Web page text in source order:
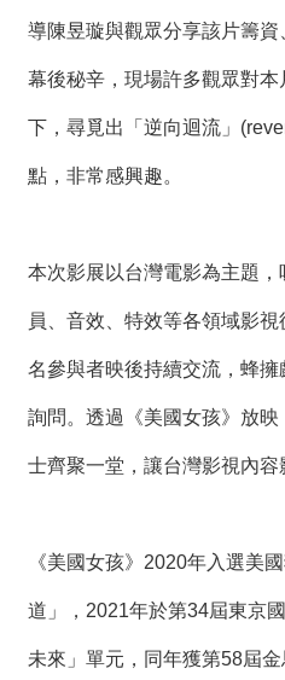
g
h
導陳昱璇與觀眾分享該片籌
幕後秘辛，現場許多觀眾對
下，尋覓出「逆向迴流」
點，非常感興趣。
本次影展以台灣電影為主題
員、音效、特效等各領域影
名參與者映後持續交流，蜂
詢問。透過《美國女孩》放
士齊聚一堂，讓台灣影視內容
《美國女孩》2020年入選美
道」，2021年於第34屆東京
未來」單元，同年獲第58屆